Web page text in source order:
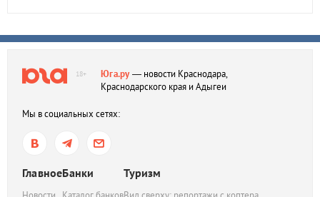
18+ Юга.ру— новости Краснодара,
Краснодарского края и Адыгеи
Мы в социальных сетях:
ГлавноеБанки Туризм